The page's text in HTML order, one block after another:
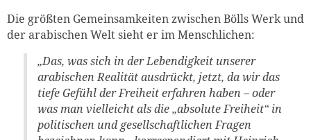
Die größten Gemeinsamkeiten zwischen Bölls Werk und
der arabischen Welt sieht er im Menschlichen:
„Das, was sich in der Lebendigkeit unserer
arabischen Realität ausdrückt, jetzt, da wir das
tiefe Gefühl der Freiheit erfahren haben – oder
was man vielleicht als die „absolute Freiheit“ in
politischen und gesellschaftlichen Fragen